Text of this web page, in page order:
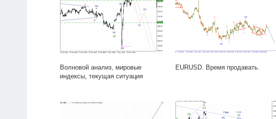
Волновой анализ, мировые
индексы, текущая ситуация
EURUSD. Время продавать.